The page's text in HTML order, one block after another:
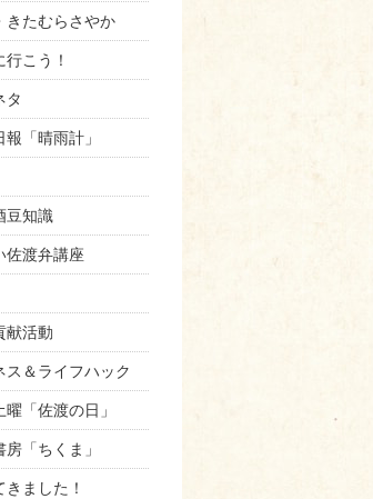
きたむらさやか
行こう！
タ
報「晴雨計」
豆知識
佐渡弁講座
献活動
ス＆ライフハック
曜「佐渡の日」
房「ちくま」
きました！